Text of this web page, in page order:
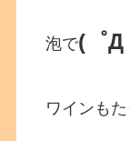
泡で(゜Д
ワインも